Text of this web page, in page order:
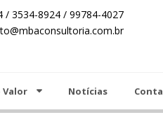
3534-8924 / 99784-4027
Valor Notícias